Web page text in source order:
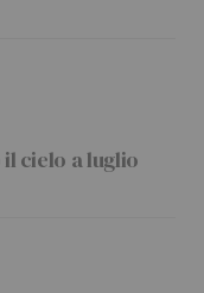
cielo a luglio